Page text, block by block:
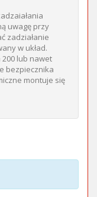
uwagę przy
zadziałanie
w układ.
lub nawet
bezpiecznika
montuje się